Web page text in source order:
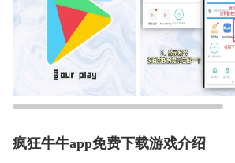
疯狂牛牛app免费下载游戏介绍